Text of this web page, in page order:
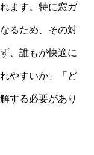
ます。特に窓ガ
るため、その対
、誰もが快適に
やすいか」「ど
する必要があり